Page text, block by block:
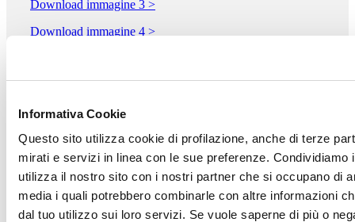
Informativa Cookie
Questo sito utilizza cookie di profilazione, anche di terze
mirati e servizi in linea con le sue preferenze.
utilizza il nostro sito con i nostri partner che si occupano di
media i quali potrebbero combinarle con altre informazioni
dal tuo utilizzo sui loro servizi. Se vuole saperne di più o
Download immagine 3 >
Download immagine 4 >
Download PDF
CERAMICA DE MAIO FRANCESCO S.r.l.
Via Nazionale 63
NOCERA SUPERIORE, 84015
Salerno